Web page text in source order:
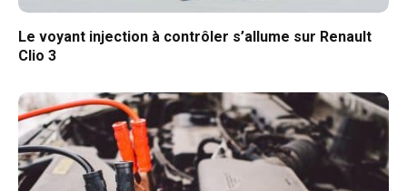
Le voyant injection à contrôler s’allume sur Renault
Clio 3